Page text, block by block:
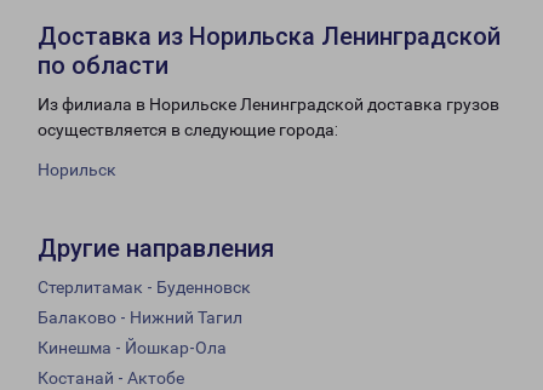
Доставка из Норильска Ленинградской
по области
Из филиала в Норильске Ленинградской доставка грузов
осуществляется в следующие города:
Норильск
Другие направления
Стерлитамак - Буденновск
Балаково - Нижний Тагил
Кинешма - Йошкар-Ола
Костанай - Актобе